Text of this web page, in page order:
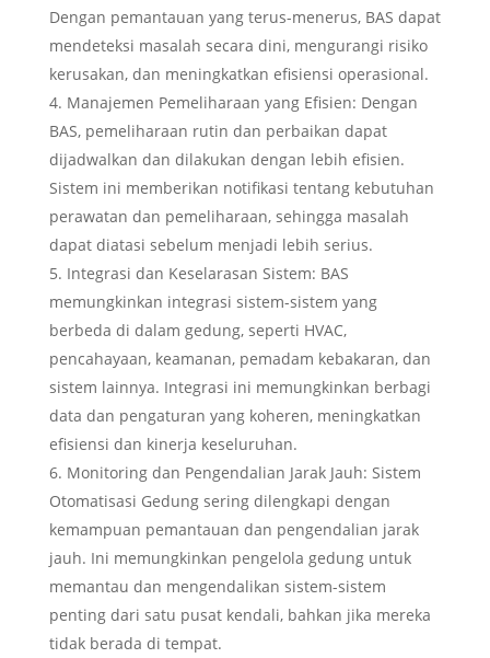
Dengan pemantauan yang terus-menerus, BAS dapat
mendeteksi masalah secara dini, mengurangi risiko
kerusakan, dan meningkatkan efisiensi operasional.
Manajemen Pemeliharaan yang Efisien: Dengan
BAS, pemeliharaan rutin dan perbaikan dapat
dijadwalkan dan dilakukan dengan lebih efisien.
Sistem ini memberikan notifikasi tentang kebutuhan
perawatan dan pemeliharaan, sehingga masalah
dapat diatasi sebelum menjadi lebih serius.
Integrasi dan Keselarasan Sistem: BAS
memungkinkan integrasi sistem-sistem yang
berbeda di dalam gedung, seperti HVAC,
pencahayaan, keamanan, pemadam kebakaran, dan
sistem lainnya. Integrasi ini memungkinkan berbagi
data dan pengaturan yang koheren, meningkatkan
efisiensi dan kinerja keseluruhan.
Monitoring dan Pengendalian Jarak Jauh: Sistem
Otomatisasi Gedung sering dilengkapi dengan
kemampuan pemantauan dan pengendalian jarak
jauh. Ini memungkinkan pengelola gedung untuk
memantau dan mengendalikan sistem-sistem
penting dari satu pusat kendali, bahkan jika mereka
tidak berada di tempat.